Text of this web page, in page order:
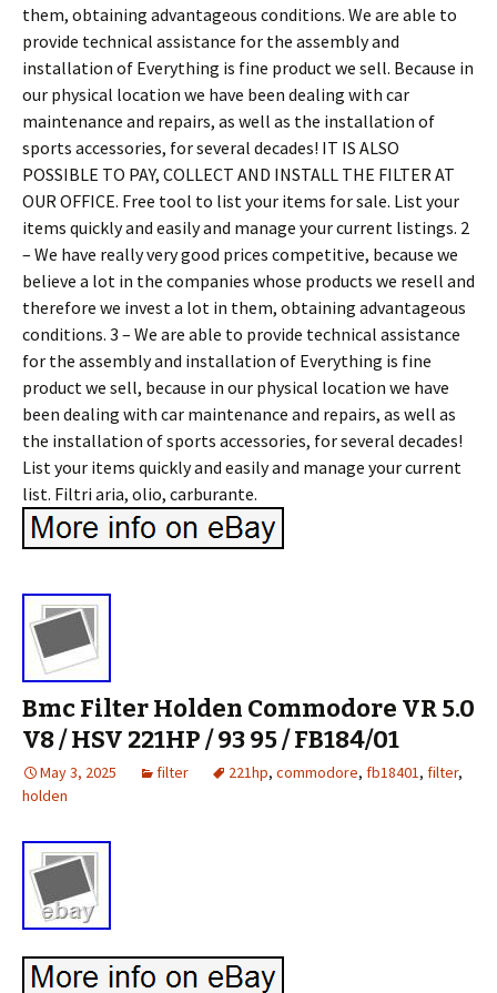
them, obtaining advantageous conditions. We are able to
provide technical assistance for the assembly and
installation of Everything is fine product we sell. Because in
our physical location we have been dealing with car
maintenance and repairs, as well as the installation of
sports accessories, for several decades! IT IS ALSO
POSSIBLE TO PAY, COLLECT AND INSTALL THE FILTER AT
OUR OFFICE. Free tool to list your items for sale. List your
items quickly and easily and manage your current listings. 2
– We have really very good prices competitive, because we
believe a lot in the companies whose products we resell and
therefore we invest a lot in them, obtaining advantageous
conditions. 3 – We are able to provide technical assistance
for the assembly and installation of Everything is fine
product we sell, because in our physical location we have
been dealing with car maintenance and repairs, as well as
the installation of sports accessories, for several decades!
List your items quickly and easily and manage your current
list. Filtri aria, olio, carburante.
Bmc Filter Holden Commodore VR 5.0
V8 / HSV 221HP / 93 95 / FB184/01
May 3, 2025 filter 221hp, commodore, fb18401, filter,
holden